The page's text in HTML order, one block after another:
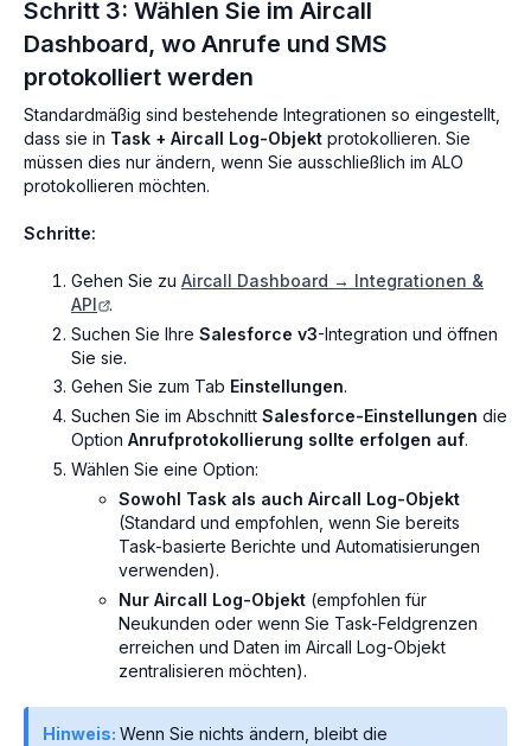
Schritt 3: Wählen Sie im Aircall
Dashboard, wo Anrufe und SMS
protokolliert werden
Standardmäßig sind bestehende Integrationen so eingestellt,
dass sie in Task + Aircall Log-Objekt protokollieren. Sie
müssen dies nur ändern, wenn Sie ausschließlich im ALO
protokollieren möchten.
Schritte:
Gehen Sie zu Aircall Dashboard → Integrationen &
API
.
Suchen Sie Ihre Salesforce v3-Integration und öffnen
Sie sie.
Gehen Sie zum Tab Einstellungen.
Suchen Sie im Abschnitt Salesforce-Einstellungen die
Option Anrufprotokollierung sollte erfolgen auf.
Wählen Sie eine Option:
Sowohl Task als auch Aircall Log-Objekt
(Standard und empfohlen, wenn Sie bereits
Task-basierte Berichte und Automatisierungen
verwenden).
Nur Aircall Log-Objekt (empfohlen für
Neukunden oder wenn Sie Task-Feldgrenzen
erreichen und Daten im Aircall Log-Objekt
zentralisieren möchten).
Hinweis: Wenn Sie nichts ändern, bleibt die